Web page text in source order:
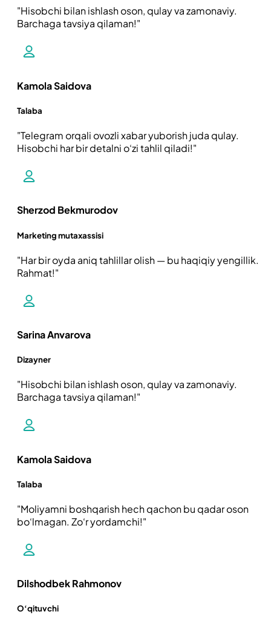
Hisobchi bilan ishlash oson, qulay va zamonaviy.
Barchaga tavsiya qilaman!
Kamola Saidova
Talaba
Telegram orqali ovozli xabar yuborish juda qulay.
Hisobchi har bir detalni o‘zi tahlil qiladi!
Sherzod Bekmurodov
Marketing mutaxassisi
Har bir oyda aniq tahlillar olish — bu haqiqiy yengillik.
Rahmat!
Sarina Anvarova
Dizayner
Hisobchi bilan ishlash oson, qulay va zamonaviy.
Barchaga tavsiya qilaman!
Kamola Saidova
Talaba
Moliyamni boshqarish hech qachon bu qadar oson
bo‘lmagan. Zo‘r yordamchi!
Dilshodbek Rahmonov
O‘qituvchi